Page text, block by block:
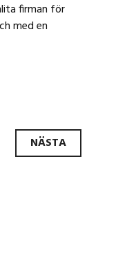
firman för
med en
NÄSTA